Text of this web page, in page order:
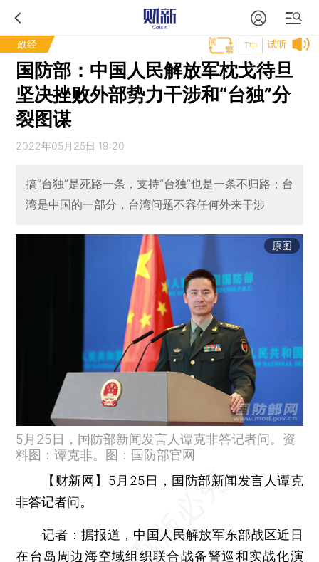
政经 试听
T中
国防部：中国人民解放军枕戈待旦
坚决挫败外部势力干涉和“台独”分
裂图谋
2022年05月25日 19:20
搞“台独”是死路一条，支持“台独”也是一条不归路；台
湾是中国的一部分，台湾问题不容任何外来干涉
原图
5月25日，国防部新闻发言人谭克非答记者问。资
料图：谭克非。图：国防部官网
【财新网】 5月25日，国防部新闻发言人谭克
非答记者问。
记者：据报道，中国人民解放军东部战区近日
在台岛周边海空域组织联合战备警巡和实战化演